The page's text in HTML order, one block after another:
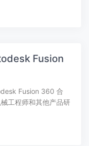
Fusion
Fusion 360 合
工程师和其他产品研